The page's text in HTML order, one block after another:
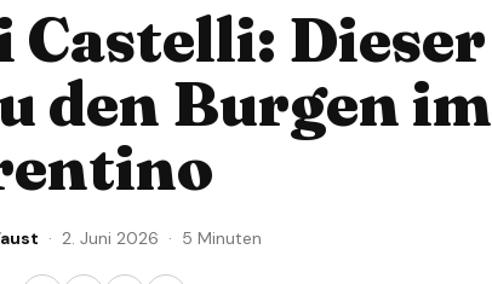
Castelli: Dieser
den Burgen im
· 2. Juni 2026 · 5 Minuten